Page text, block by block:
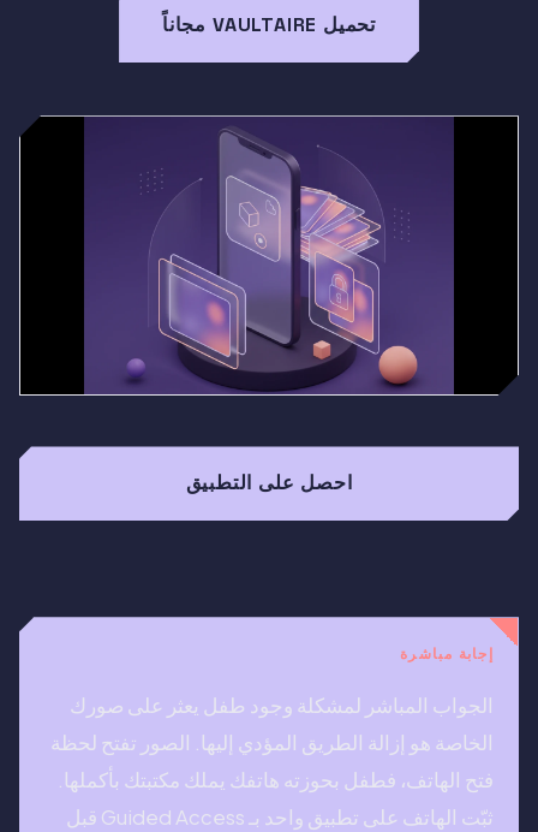
تحميل VAULTAIRE مجاناً
احصل على التطبيق
إجابة مباشرة
الجواب المباشر لمشكلة وجود طفل يعثر على صورك
الخاصة هو إزالة الطريق المؤدي إليها. الصور تفتح لحظة
فتح الهاتف، فطفل بحوزته هاتفك يملك مكتبتك بأكملها.
ثبّت الهاتف على تطبيق واحد بـ Guided Access قبل